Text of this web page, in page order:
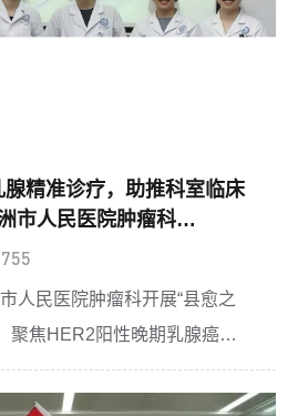
精准诊疗，助推科室临床
市人民医院肿瘤科
题交流会圆满落幕
755
人民医院肿瘤科开展“县愈之
聚焦HER2阳性晚期乳腺癌精
医护参会学习。本次活动特邀
教授现场指导，采用“床旁实